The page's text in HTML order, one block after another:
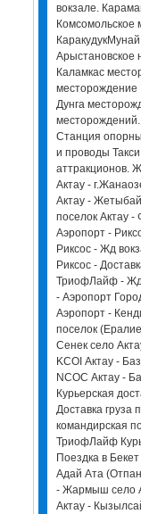
вокзале.
Комсомольское
Арыстановское
Каламкас
месторождение
Дунга
месторождений.
Станция
и проводы
аттракционов.
Актау -
Актау -
поселок Актау -
Аэропорт -
Риксос - Жд
Риксос -
ТриофЛайф - Жд
- Аэропорт
Аэропорт -
поселок
Сенек село
KCOI Актау -
NCOC Актау -
Курьерская
Доставка груза
командирская
ТриофЛайф
Поездка в
Адай Ата
- Жармыш cело
Актау -